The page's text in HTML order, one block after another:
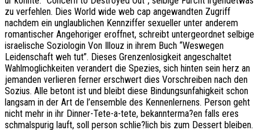
zu verfehlen. Dies World wide web cap angewandten Zugriff
nachdem ein unglaublichen Kennziffer sexueller unter anderem
romantischer Angehoriger eroffnet, schreibt untergeordnet selbige
israelische Soziologin Von Illouz in ihrem Buch “Weswegen
Leidenschaft weh tut”. Dieses Grenzenlosigkeit angeschaltet
Wahlmoglichkeiten verandert die Spezies, sich hinten sein herz an
jemanden verlieren ferner erschwert dies Vorschreiben nach den
Sozius. Alle betont ist und bleibt diese Bindungsunfahigkeit schon
langsam in der Art de l’ensemble des Kennenlernens. Person geht
nicht mehr in ihr Dinner-Tete-a-tete, bekannterma?en falls eres
schmalspurig lauft, soll person schlie?lich bis zum Dessert bleiben.